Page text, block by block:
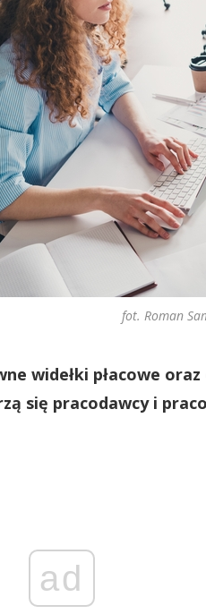
fot. Roman
widełki płacowe
się pracodawcy i
ad